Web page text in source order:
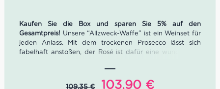
Kaufen Sie die Box und sparen Sie 5% auf den
Gesamtpreis! Unsere “Allzweck-Waffe” ist ein Weinset für
jeden Anlass. Mit dem trockenen Prosecco lässt sich
fabelhaft anstoßen, der Rosé ist dafür eine wunderbare
Abendessen oder auf dem Sofa lümmeln, eignet sich der
Primitivo sehr gut. Ob man nun selbst eine Dinnerparty
109,35€
Ursprünglicher
103,90 €Aktueller